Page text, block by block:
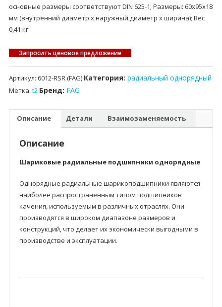
основные размеры соответствуют DIN 625-1; Размеры: 60x95x18
мм (внутренний диаметр x наружный диаметр x ширина); Вес
0,41 кг
Запросить ценовое предложение
Артикул: 6012-RSR (FAG) Категория: радиальный однорядный
Метка: t2 Бренд: FAG
Описание Детали Взаимозаменяемость
Описание
Шариковые радиальные подшипники однорядные
Однорядные радиальные шарикоподшипники являются
наиболее распространённым типом подшипников
качения, используемым в различных отраслях. Они
производятся в широком диапазоне размеров и
конструкций, что делает их экономически выгодными в
производстве и эксплуатации.